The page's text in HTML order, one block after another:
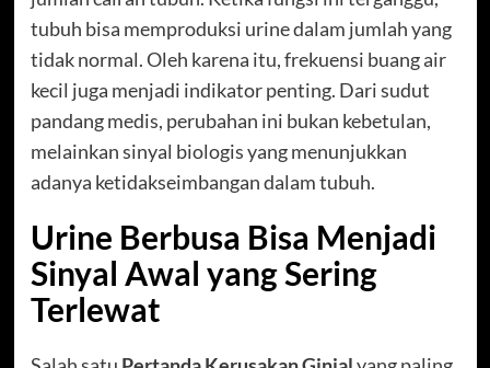
tubuh bisa memproduksi urine dalam jumlah yang
tidak normal. Oleh karena itu, frekuensi buang air
kecil juga menjadi indikator penting. Dari sudut
pandang medis, perubahan ini bukan kebetulan,
melainkan sinyal biologis yang menunjukkan
adanya ketidakseimbangan dalam tubuh.
Urine Berbusa Bisa Menjadi
Sinyal Awal yang Sering
Terlewat